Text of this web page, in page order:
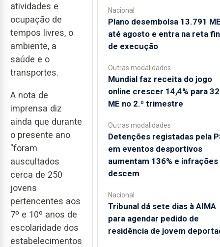
atividades e
ocupação de
tempos livres, o
ambiente, a
saúde e o
transportes.
A nota de
imprensa diz
ainda que durante
o presente ano
"foram
auscultados
cerca de 250
jovens
pertencentes aos
7º e 10º anos de
escolaridade dos
estabelecimentos
Nacional
Plano desembolsa 13.791
até agosto e entra na reta
de execução
Outras modalidades
Mundial faz receita do jogo
online crescer 14,4% para
ME no 2.º trimestre
Outras modalidades
Detenções registadas pela
em eventos desportivos
aumentam 136% e infrações
descem
Nacional
Tribunal dá sete dias à AIMA
para agendar pedido de
residência de jovem